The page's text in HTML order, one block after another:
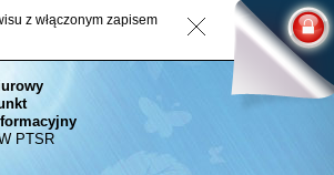
z włączonym zapisem
PTSR